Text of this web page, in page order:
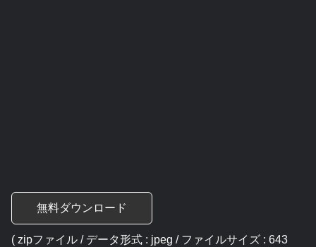
無料ダウンロード
( zipファイル / データ形式 : jpeg / ファイルサイズ : 643